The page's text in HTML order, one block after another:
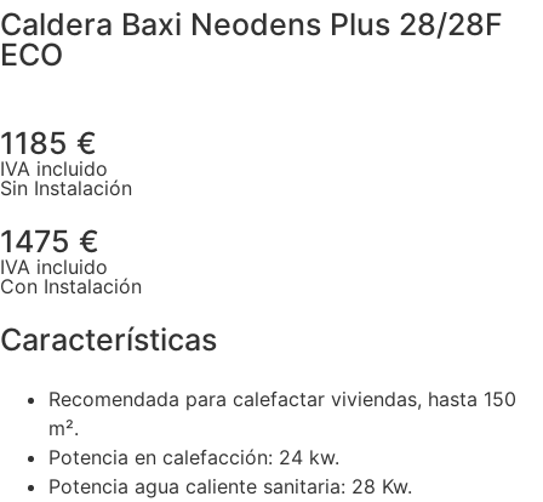
Caldera Baxi Neodens Plus 28/28F
ECO
1185 €
IVA incluido
Sin Instalación
1475 €
IVA incluido
Con Instalación
Características
Recomendada para calefactar viviendas, hasta 150
m².
Potencia en calefacción: 24 kw.
Potencia agua caliente sanitaria: 28 Kw.